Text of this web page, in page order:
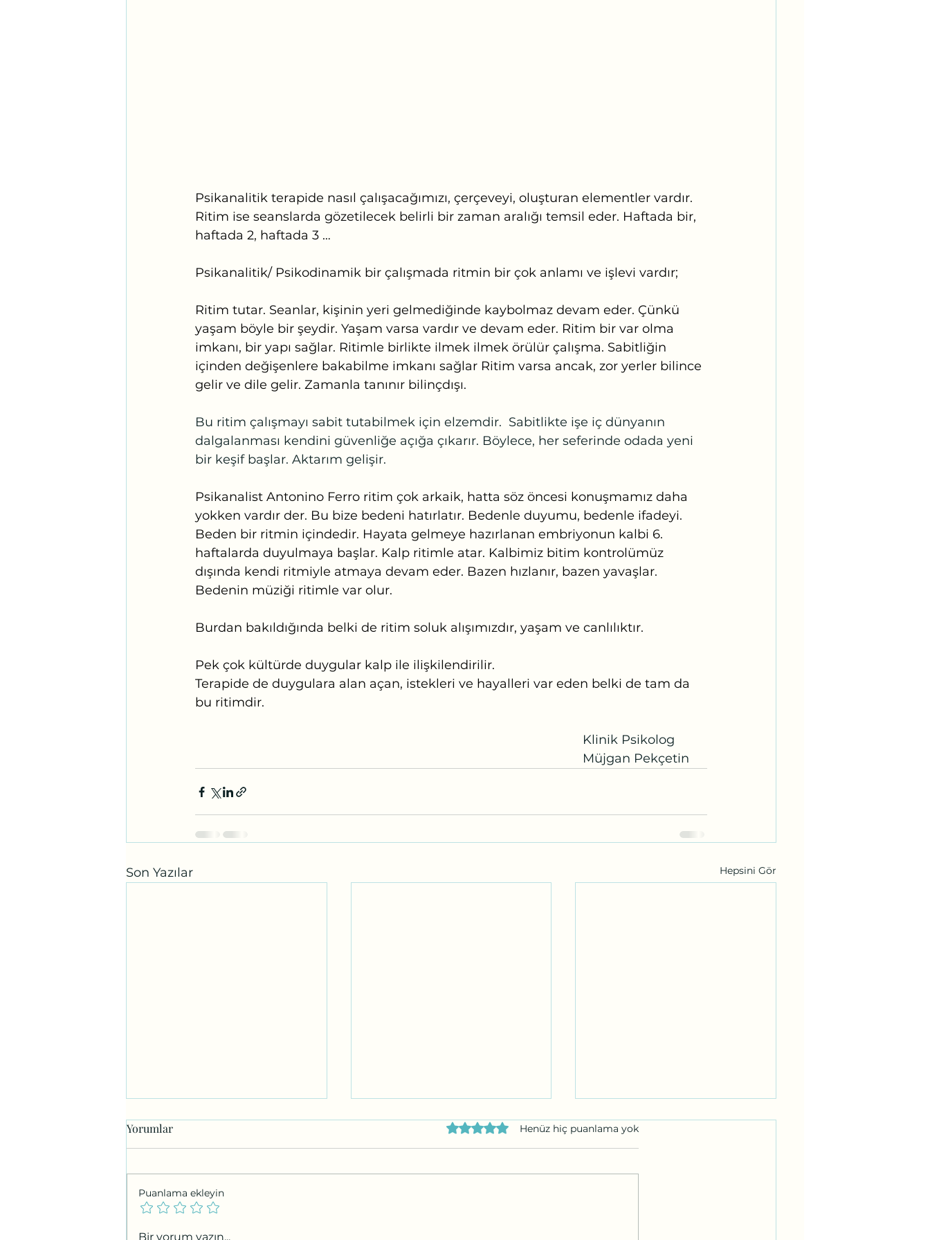
Psikanalitik terapide nasıl çalışacağımızı, çerçeveyi, oluşturan elementler vardır.
Ritim ise seanslarda gözetilecek belirli bir zaman aralığı temsil eder. Haftada bir,
haftada 2, haftada 3 …
Psikanalitik/ Psikodinamik bir çalışmada ritmin bir çok anlamı ve işlevi vardır;
Ritim tutar. Seanlar, kişinin yeri gelmediğinde kaybolmaz devam eder. Çünkü
yaşam böyle bir şeydir. Yaşam varsa vardır ve devam eder. Ritim bir var olma
imkanı, bir yapı sağlar. Ritimle birlikte ilmek ilmek örülür çalışma. Sabitliğin
içinden değişenlere bakabilme imkanı sağlar Ritim varsa ancak, zor yerler bilince
gelir ve dile gelir. Zamanla tanınır bilinçdışı.
Bu ritim çalışmayı sabit tutabilmek için elzemdir.  Sabitlikte işe iç dünyanın
dalgalanması kendini güvenliğe açığa çıkarır. Böylece, her seferinde odada yeni
bir keşif başlar. Aktarım gelişir.
Psikanalist Antonino Ferro ritim çok arkaik, hatta söz öncesi konuşmamız daha
yokken vardır der. Bu bize bedeni hatırlatır. Bedenle duyumu, bedenle ifadeyi.
Beden bir ritmin içindedir. Hayata gelmeye hazırlanan embriyonun kalbi 6.
haftalarda duyulmaya başlar. Kalp ritimle atar. Kalbimiz bitim kontrolümüz
dışında kendi ritmiyle atmaya devam eder. Bazen hızlanır, bazen yavaşlar.
Bedenin müziği ritimle var olur.
Burdan bakıldığında belki de ritim soluk alışımızdır, yaşam ve canlılıktır.
Pek çok kültürde duygular kalp ile ilişkilendirilir.
Terapide de duygulara alan açan, istekleri ve hayalleri var eden belki de tam da
bu ritimdir.
														Klinik Psikolog
														Müjgan Pekçetin
Son Yazılar Hepsini Gör
Sentimental Value (Manevi
Yorumlar 5 üzerinden 0 yıldızHenüz hiç puanlama yok
Puanlama ekleyin
Bir yorum yazın...